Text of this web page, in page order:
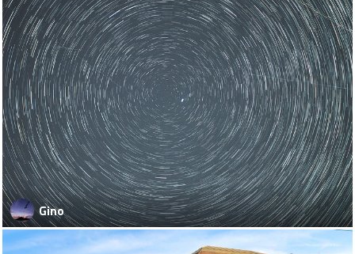
Gino